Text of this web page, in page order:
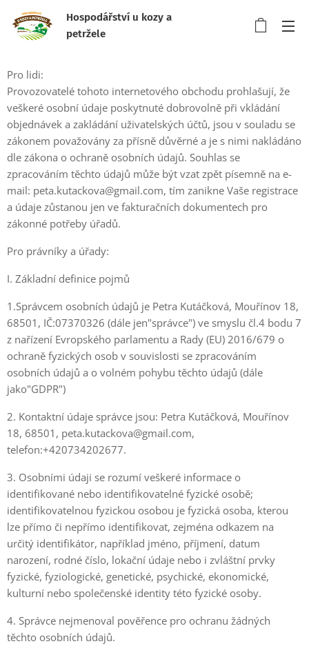
Hospodářství u kozy a
petržele
Pro lidi:
Provozovatelé tohoto internetového obchodu prohlašují, že
veškeré osobní údaje poskytnuté dobrovolně při vkládání
objednávek a zakládání uživatelských účtů, jsou v souladu se
zákonem považovány za přísně důvěrné a je s nimi nakládáno
dle zákona o ochraně osobních údajů. Souhlas se
zpracováním těchto údajů může být vzat zpět písemně na e-
mail: peta.kutackova@gmail.com, tím zanikne Vaše registrace
a údaje zůstanou jen ve fakturačních dokumentech pro
zákonné potřeby úřadů.
Pro právníky a úřady:
I. Základní definice pojmů
1.Správcem osobních údajů je Petra Kutáčková, Mouřínov 18,
68501, IČ:07370326 (dále jen"správce") ve smyslu čl.4 bodu 7
z nařízení Evropského parlamentu a Rady (EU) 2016/679 o
ochraně fyzických osob v souvislosti se zpracováním
osobních údajů a o volném pohybu těchto údajů (dále
jako"GDPR")
2. Kontaktní údaje správce jsou: Petra Kutáčková, Mouřínov
18, 68501, peta.kutackova@gmail.com,
telefon:+420734202677.
3. Osobními údaji se rozumí veškeré informace o
identifikované nebo identifikovatelné fyzické osobě;
identifikovatelnou fyzickou osobou je fyzická osoba, kterou
lze přímo či nepřímo identifikovat, zejména odkazem na
určitý identifikátor, například jméno, příjmení, datum
narození, rodné číslo, lokační údaje nebo i zvláštní prvky
fyzické, fyziologické, genetické, psychické, ekonomické,
kulturní nebo společenské identity této fyzické osoby.
4. Správce nejmenoval pověřence pro ochranu žádných
těchto osobních údajů.